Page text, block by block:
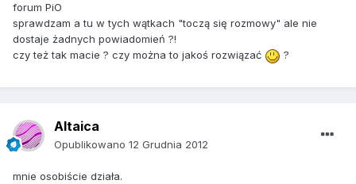
forum PiO
sprawdzam a tu w tych wątkach "toczą się rozmowy" ale nie
dostaje żadnych powiadomień ?!
czy też tak macie ? czy można to jakoś rozwiązać
?
Altaica
Opublikowano 12 Grudnia 2012
mnie osobiście działa.